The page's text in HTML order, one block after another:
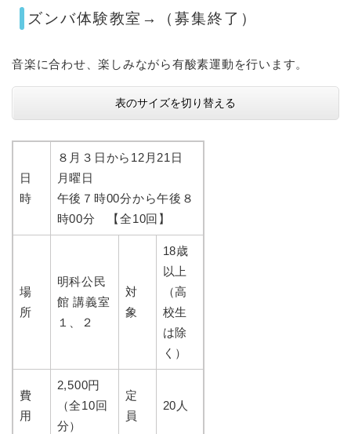
ズンバ体験教室→（募集終了）
音楽に合わせ、楽しみながら有酸素運動を行います。
表のサイズを切り替える
日
時
８月３日から12月21日
月曜日
午後７時00分から午後８
時00分 【全10回】
場
所
明科公民
館 講義室
１、２
対
象
18歳
以上
（高
校生
は除
く）
費
用
2,500円
（全10回
分）
定
員
20人